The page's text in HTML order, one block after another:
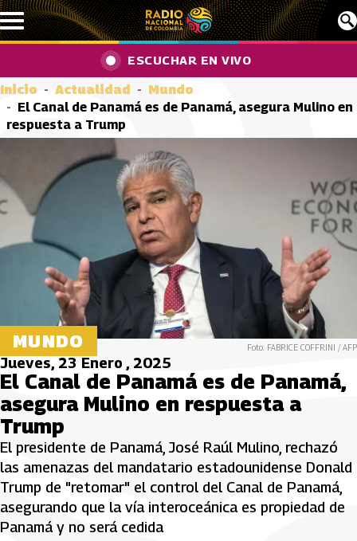
Pasar al contenido principal
ESCUCHAR EN VIVO
Inicio Actualidad
Mundo
El Canal de Panamá es de Panamá, asegura Mulino en
respuesta a Trump
MUNDO Foto: FABRICE COFFRINI / AFP
Jueves, 23 Enero , 2025
El Canal de Panamá es de Panamá,
asegura Mulino en respuesta a
Trump
El presidente de Panamá, José Raúl Mulino, rechazó
las amenazas del mandatario estadounidense Donald
Trump de "retomar" el control del Canal de Panamá,
asegurando que la vía interoceánica es propiedad de
Panamá y no será cedida